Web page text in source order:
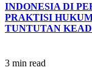
INDONESIA DI
PRAKTISI
TUNTUTAN
3 min read